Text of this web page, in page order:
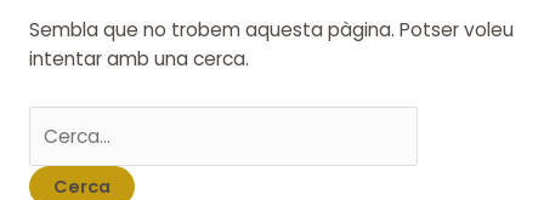
Sembla que no trobem aquesta pàgina. Potser voleu
intentar amb una cerca.